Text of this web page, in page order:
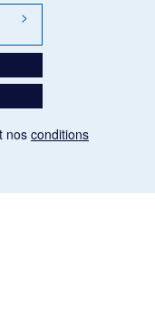
>
nos conditions